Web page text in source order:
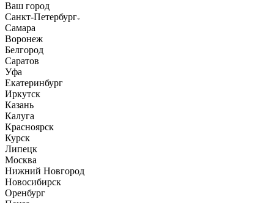
Ваш город
Санкт-Петербург
Самара
Воронеж
Белгород
Саратов
Уфа
Екатеринбург
Иркутск
Казань
Калуга
Красноярск
Курск
Липецк
Москва
Нижний Новгород
Новосибирск
Оренбург